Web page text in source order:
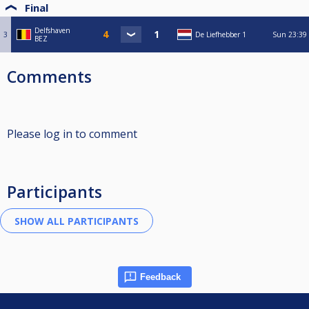
Final
3
Delfshaven
BEZ
De Liefhebber 1 Sun 23:39
Comments
Please log in to comment
Participants
Feedback